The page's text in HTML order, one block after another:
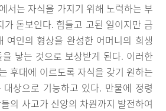
서는 자식을 가지기 위해 노력하는 부
가 돋보인다. 힘들고 고된 일이지만 금
여인의 형상을 완성한 어머니의 희생
낳는 것으로 보상받게 된다. 이러한
후대에 이르도록 자식을 갖기 원하는
상으로 기능하고 있다. 만물에 정령
의 사고가 신앙의 차원까지 발전하여